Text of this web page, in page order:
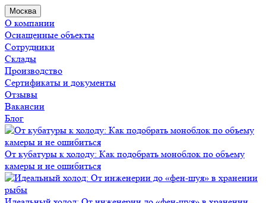
Москва
О компании
Оснащенные объекты
Сотрудники
Склады
Производство
Сертификаты и документы
Отзывы
Вакансии
Блог
От кубатуры к холоду: Как подобрать моноблок по объему
камеры и не ошибиться